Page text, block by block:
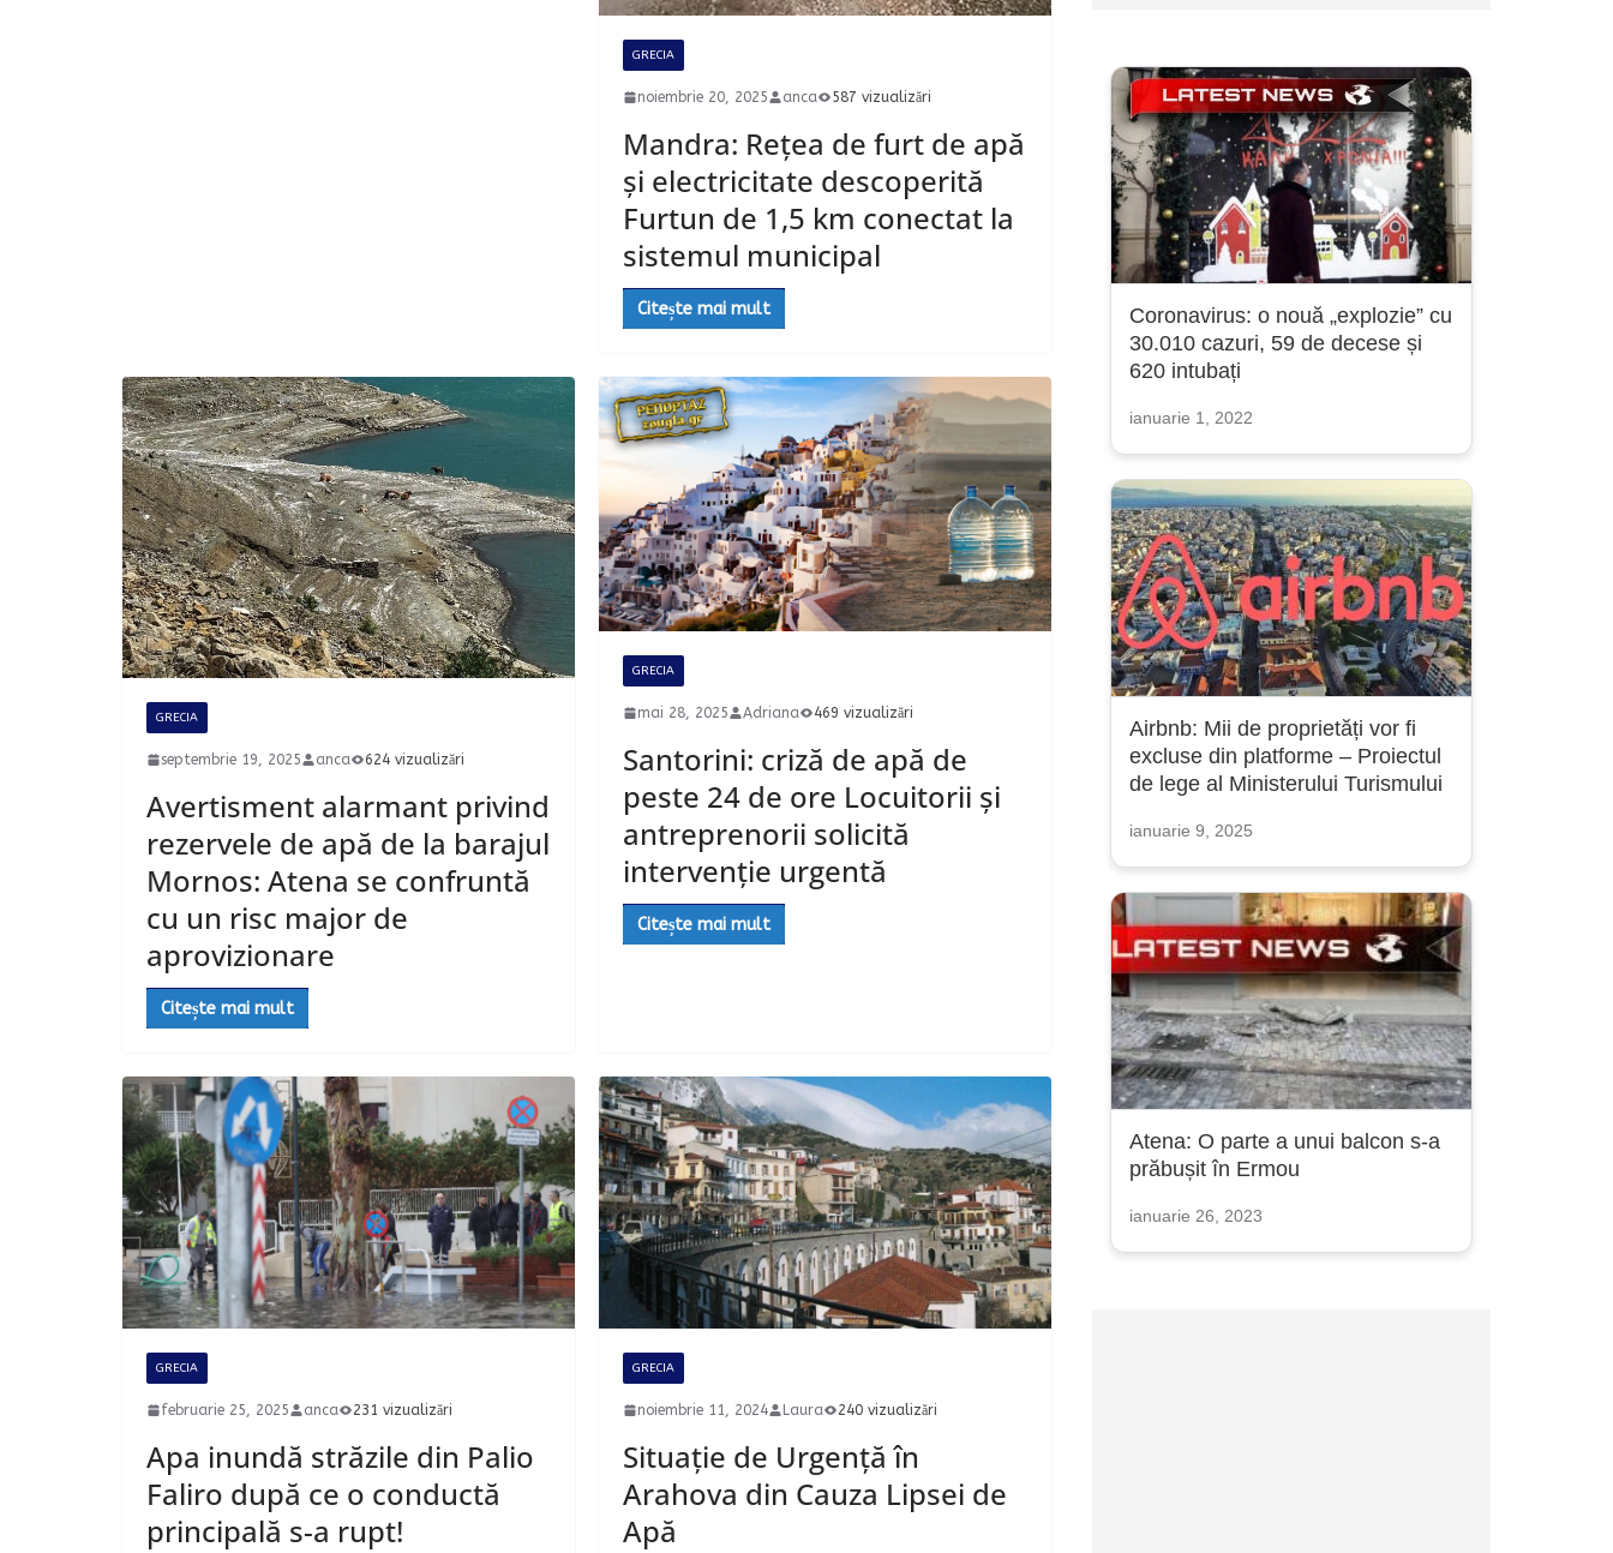
GRECIA
noiembrie 20, 2025 anca 587 vizualizări
Mandra: Rețea de furt de apă
și electricitate descoperită
Furtun de 1,5 km conectat la
sistemul municipal
Citește mai mult
GRECIA
septembrie 19, 2025 anca 624 vizualizări
Avertisment alarmant privind
rezervele de apă de la barajul
Mornos: Atena se confruntă
cu un risc major de
aprovizionare
Citește mai mult
GRECIA
mai 28, 2025 Adriana 469 vizualizări
Santorini: criză de apă de
peste 24 de ore Locuitorii și
antreprenorii solicită
intervenție urgentă
Citește mai mult
GRECIA
februarie 25, 2025 anca 231 vizualizări
Apa inundă străzile din Palio
Faliro după ce o conductă
principală s-a rupt!
GRECIA
noiembrie 11, 2024 Laura 240 vizualizări
Situație de Urgență în
Arahova din Cauza Lipsei de
Apă
Coronavirus: o nouă „explozie” cu
30.010 cazuri, 59 de decese și
620 intubați
ianuarie 1, 2022
Airbnb: Mii de proprietăți vor fi
excluse din platforme – Proiectul
de lege al Ministerului Turismului
ianuarie 9, 2025
Atena: O parte a unui balcon s-a
prăbușit în Ermou
ianuarie 26, 2023